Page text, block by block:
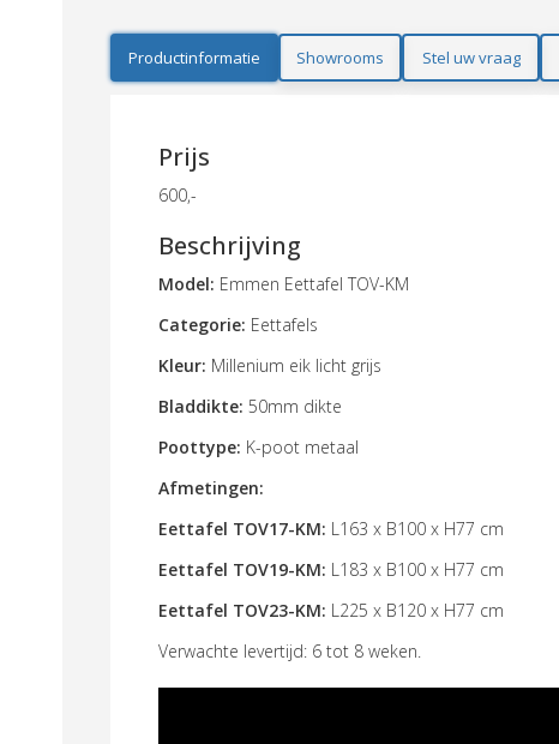
Productinformatie Showrooms Stel uw vraag
Prijs
600,-
Beschrijving
Model: Emmen Eettafel TOV-KM
Categorie: Eettafels
Kleur: Millenium eik licht grijs
Bladdikte: 50mm dikte
Poottype: K-poot metaal
Afmetingen:
Eettafel TOV17-KM: L163 x B100 x H77 cm
Eettafel TOV19-KM: L183 x B100 x H77 cm
Eettafel TOV23-KM: L225 x B120 x H77 cm
Verwachte levertijd: 6 tot 8 weken.